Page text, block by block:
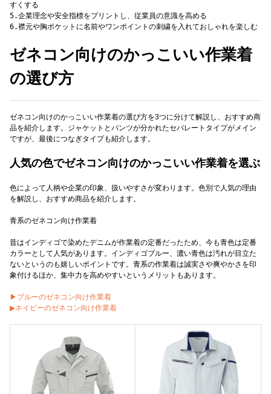
すくする
5.企業理念や安全指標をプリントし、従業員の意識を高める
ゼネコン向けのかっこいい作業着
の選び方
ゼネコン向けのかっこいい作業着の選び方を3つに分けて解説し、おすすめ商
品を紹介します。ジャケットとパンツが分かれたセパレートタイプがメイン
ですが、最後につなぎタイプも紹介します。
人気の色でゼネコン向けのかっこいい作業着を選ぶ
色によって人柄や企業の印象、扱いやすさが変わります。色別で人気の理由
を解説し、おすすめ商品を紹介します。
青系のゼネコン向け作業着
昔はインディゴで染めたデニムが作業着の定番だったため、今も青色は定番
カラーとして人気があります。インディゴブルー、濃い青色は汚れが目立た
ないというのも嬉しいポイントです。青系の作業着は誠実さや爽やかさを印
象付けるほか、集中力を高めやすいというメリットもあります。
▶ブルーのゼネコン向け作業着
▶ネイビーのゼネコン向け作業着